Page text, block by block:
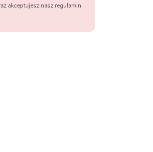
akceptujesz nasz regulamin